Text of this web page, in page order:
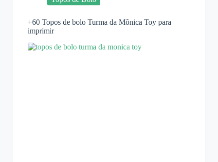
+60 Topos de bolo Turma da Mônica Toy para
imprimir